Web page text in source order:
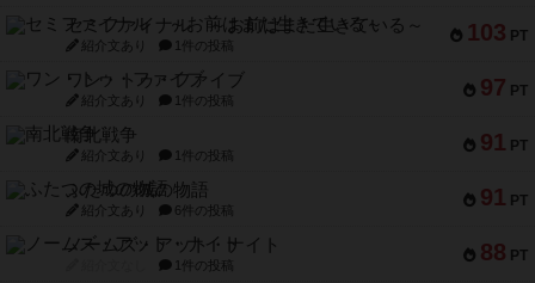
103 PT
セミファイナル ～お前はまだ生きている～
紹介文あり 1件の投稿
97 PT
ワン・トゥ・ファイブ
紹介文あり 1件の投稿
91 PT
南北戦争
紹介文あり 1件の投稿
91 PT
ふたつの城の物語
紹介文あり 6件の投稿
88 PT
ノームズ・アット・ナイト
1件の投稿